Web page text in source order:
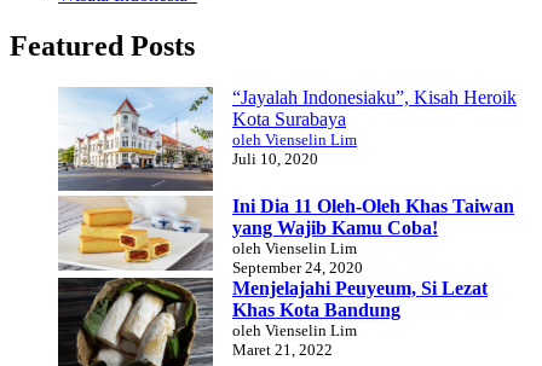
Featured Posts
“Jayalah Indonesiaku”, Kisah Heroik
Kota Surabaya
oleh Vienselin Lim
Juli 10, 2020
Ini Dia 11 Oleh-Oleh Khas Taiwan
yang Wajib Kamu Coba!
oleh Vienselin Lim
September 24, 2020
Menjelajahi Peuyeum, Si Lezat
Khas Kota Bandung
oleh Vienselin Lim
Maret 21, 2022